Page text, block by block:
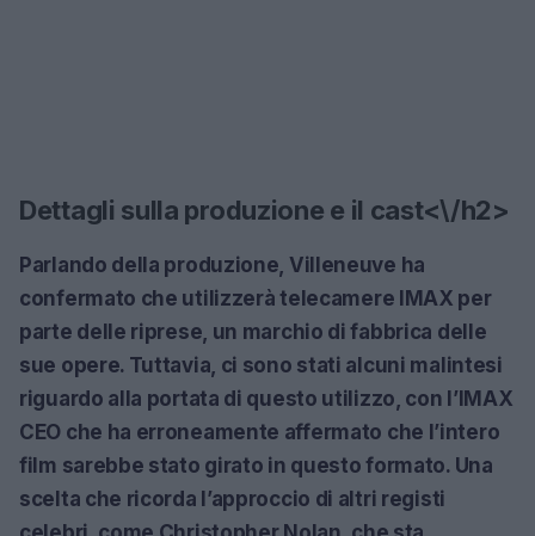
Dettagli sulla produzione e il cast<\/h2>
Parlando della produzione, Villeneuve ha
confermato che utilizzerà telecamere IMAX per
parte delle riprese, un marchio di fabbrica delle
sue opere. Tuttavia, ci sono stati alcuni malintesi
riguardo alla portata di questo utilizzo, con l’IMAX
CEO che ha erroneamente affermato che l’intero
film sarebbe stato girato in questo formato. Una
scelta che ricorda l’approccio di altri registi